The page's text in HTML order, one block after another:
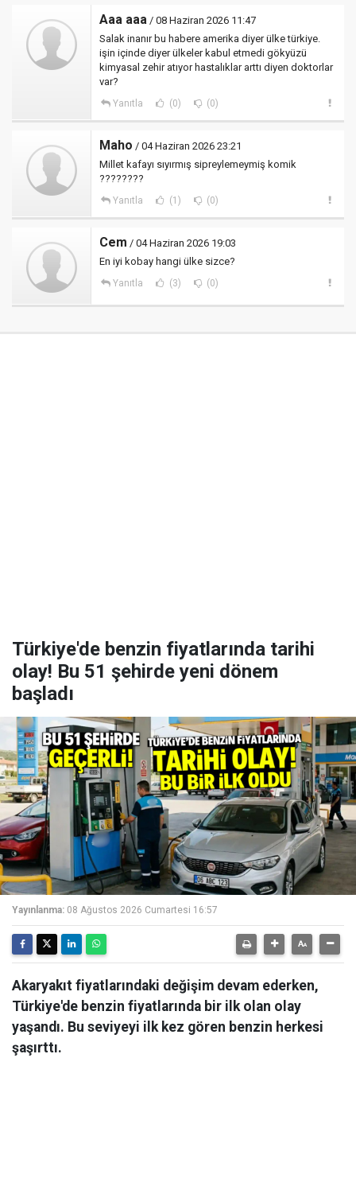
Aaa aaa / 08 Haziran 2026 11:47
Salak inanır bu habere amerika diyer ülke türkiye.
işin içinde diyer ülkeler kabul etmedi gökyüzü
kimyasal zehir atıyor hastalıklar arttı diyen doktorlar
var?
Yanıtla (0) (0)
Maho / 04 Haziran 2026 23:21
Millet kafayı sıyırmış sipreylemeymiş komik
????????
Yanıtla (1) (0)
Cem / 04 Haziran 2026 19:03
En iyi kobay hangi ülke sizce?
Yanıtla (3) (0)
Türkiye'de benzin fiyatlarında tarihi
olay! Bu 51 şehirde yeni dönem
başladı
Yayınlanma: 08 Ağustos 2026 Cumartesi 16:57
Akaryakıt fiyatlarındaki değişim devam ederken,
Türkiye'de benzin fiyatlarında bir ilk olan olay
yaşandı. Bu seviyeyi ilk kez gören benzin herkesi
şaşırttı.